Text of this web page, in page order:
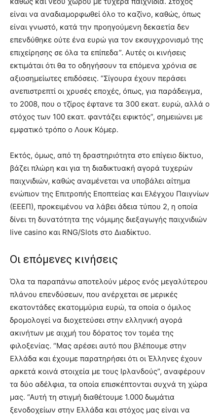
είναι να αναδιαμορφωθεί όλο το καζίνο, καθώς, όπως
είναι γνωστό, κατά την προηγούμενη δεκαετία δεν
επενδύθηκε ούτε ένα ευρώ για τον εκσυγχρονισμό της
επιχείρησης σε όλα τα επίπεδα”. Αυτές οι κινήσεις
εκτιμάται ότι θα το οδηγήσουν τα επόμενα χρόνια σε
αξιοσημείωτες επιδόσεις. “Σίγουρα έχουν περάσει
ανεπιστρεπτί οι χρυσές εποχές, όπως, για παράδειγμα,
το 2008, που ο τζίρος έφτανε τα 300 εκατ. ευρώ, αλλά ο
στόχος των 100 εκατ. φαντάζει εφικτός”, σημειώνει με
εμφατικό τρόπο ο Λουκ Κόμερ.
Εκτός, όμως, από τη δραστηριότητα στο επίγειο δίκτυο,
βάζει πλώρη και για τη διαδικτυακή αγορά τυχερών
παιχνιδιών, καθώς αναμένεται να υποβάλει αίτημα
ενώπιον της Επιτροπής Εποπτείας και Ελέγχου Παιγνίων
(ΕΕΕΠ), προκειμένου να λάβει άδεια τύπου 2, η οποία
δίνει τη δυνατότητα της νόμιμης διεξαγωγής παιχνιδιών
live casino και RNG/Slots στο Διαδίκτυο.
Οι επόμενες κινήσεις
Όλα τα παραπάνω αποτελούν μέρος ενός μεγαλύτερου
πλάνου επενδύσεων, που ανέρχεται σε μερικές
εκατοντάδες εκατομμύρια ευρώ, τα οποία ο όμιλος
δρομολογεί να διοχετεύσει στην ελληνική αγορά
ακινήτων με αιχμή του δόρατος τον τομέα της
φιλοξενίας. “Μας αρέσει αυτό που βλέπουμε στην
Ελλάδα και έχουμε παρατηρήσει ότι οι Έλληνες έχουν
αρκετά κοινά στοιχεία με τους Ιρλανδούς”, αναφέρουν
τα δύο αδέλφια, τα οποία επισκέπτονται συχνά τη χώρα
μας. “Αυτή τη στιγμή διαθέτουμε 1.000 δωμάτια
ξενοδοχείων στην Ελλάδα και στόχος μας είναι να